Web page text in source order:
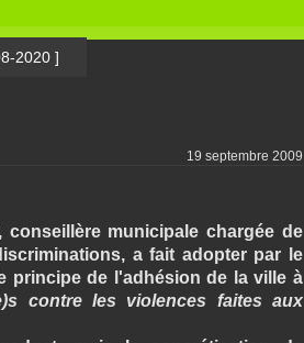
2020 ]
19 septembre 2009
conseillère municipale chargée de
a fait adopter par le
principe de l'adhésion de la ville à
contre les violences faites aux